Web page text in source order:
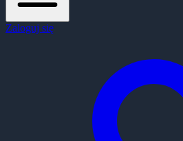
Zaloguj się